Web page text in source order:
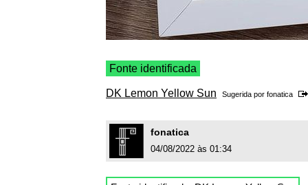
Fonte identificada
DK Lemon Yellow Sun Sugerida por fonatica
fonatica
04/08/2022 às 01:34